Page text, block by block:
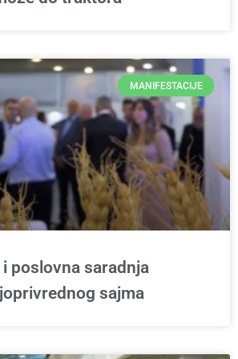
MANIFESTACIJE
poslovna saradnja
sajma